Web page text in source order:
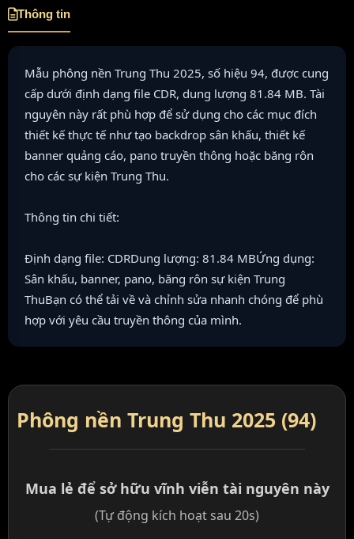
Thông tin
Mẫu phông nền Trung Thu 2025, số hiệu 94, được cung
cấp dưới định dạng file CDR, dung lượng 81.84 MB. Tài
nguyên này rất phù hợp để sử dụng cho các mục đích
thiết kế thực tế như tạo backdrop sân khấu, thiết kế
banner quảng cáo, pano truyền thông hoặc băng rôn
cho các sự kiện Trung Thu.
Thông tin chi tiết:
Định dạng file: CDRDung lượng: 81.84 MBỨng dụng:
Sân khấu, banner, pano, băng rôn sự kiện Trung
ThuBạn có thể tải về và chỉnh sửa nhanh chóng để phù
hợp với yêu cầu truyền thông của mình.
Phông nền Trung Thu 2025 (94)
Mua lẻ để sở hữu vĩnh viễn tài nguyên này
(Tự động kích hoạt sau 20s)